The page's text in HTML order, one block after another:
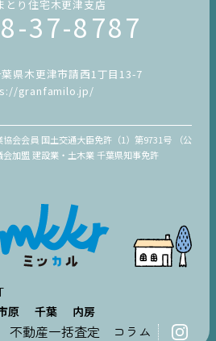
とり住宅木更津支店
37-8787
県木更津市請西1丁目13-7
granfamilo.jp/
協会会員 国土交通大臣免許（1）第9731号 （公
加盟 建設業・土木業 千葉県知事免許
原 千葉 内房
不動産一括査定 コラム